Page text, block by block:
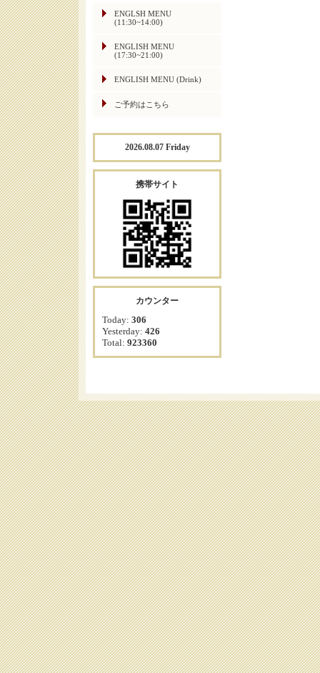
ENGLSH MENU
(11:30~14:00)
ENGLISH MENU
(17:30~21:00)
ENGLISH MENU (Drink)
ご予約はこちら
2026.08.07 Friday
携帯サイト
カウンター
Today: 306
Yesterday: 426
Total: 923360